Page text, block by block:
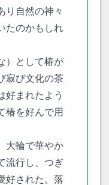
り自然の神々
たのかもしれ
）として椿が
寂び文化の茶
好まれたよう
椿を好んで用
大輪で華やか
流行し、つぎ
好された。落